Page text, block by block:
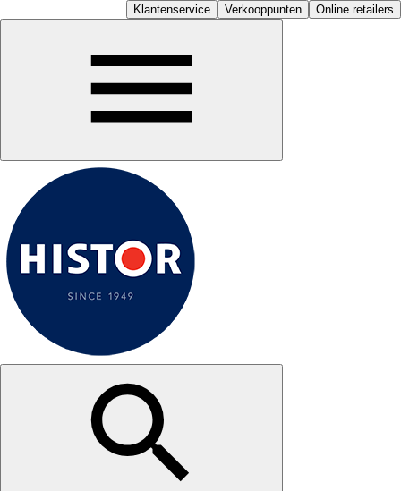
Klantenservice Verkooppunten Online retailers